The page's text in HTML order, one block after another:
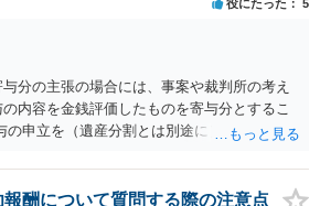
役にたった 5
分の主張の場合には、事案や裁判所の考え
内容を金銭評価したものを寄与分とするこ
の申立を（遺産分割とは別途に）して、その
ります。 ただ、前提として、遺産分割はし
うから、現実的にはいずれにせよ不動産評価
酬について質問する際の注意点